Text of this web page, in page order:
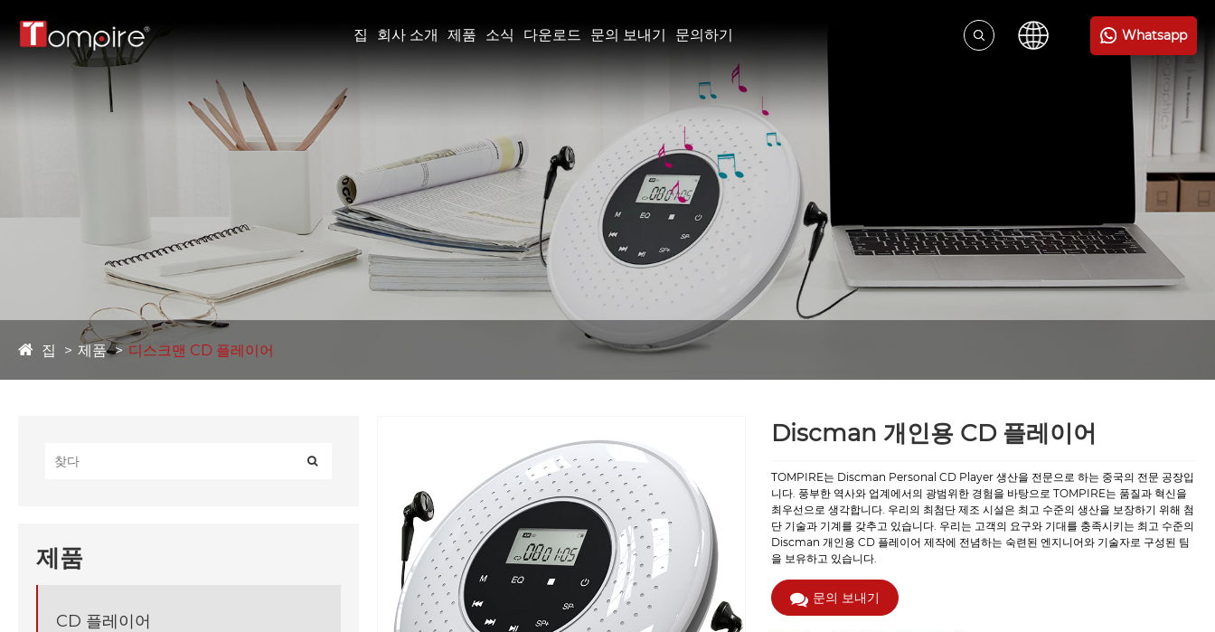
집 회사 소개 제품 소식 다운로드 문의 보내기 문의하기 Whatsapp
집 제품 디스크맨 CD 플레이어
제품
CD 플레이어
Discman 개인용 CD 플레이어
TOMPIRE는 Discman Personal CD Player 생산을 전문으로 하는 중국의 전문 공장입
니다. 풍부한 역사와 업계에서의 광범위한 경험을 바탕으로 TOMPIRE는 품질과 혁신을
최우선으로 생각합니다. 우리의 최첨단 제조 시설은 최고 수준의 생산을 보장하기 위해 첨
단 기술과 기계를 갖추고 있습니다. 우리는 고객의 요구와 기대를 충족시키는 최고 수준의
Discman 개인용 CD 플레이어 제작에 전념하는 숙련된 엔지니어와 기술자로 구성된 팀
을 보유하고 있습니다.
문의 보내기